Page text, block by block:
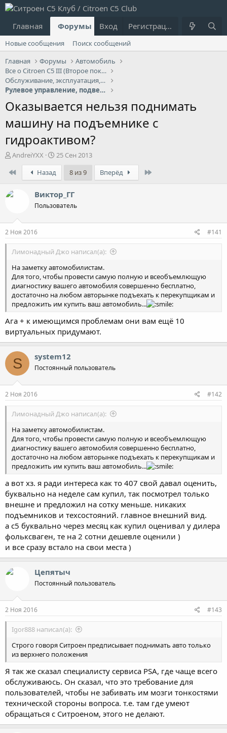
Главная Форумы Что нового?
Вход Регистрация
Новые сообщения
Поиск сообщений
Главная
Форумы
Автомобиль
Все о Citroen C5 III (Второе поколение)
Обслуживание, эксплуатация, ремонт
Рулевое управление, подвеска, ходовая
Оказывается нельзя поднимать
машину на подъемнике с
гидроактивом?
А
т
р
т
ы
AndreiYXX
Д
а
т
а
н
а
ч
25 Сен 2013
Назад 8 из 9 Вперёд
Виктор_ГГ
Пользователь
2 Ноя 2016 #141
Лимонадный Джо написал(а):
На заметку автомобилистам.
Для того, чтобы провести самую полную и всеобъемлющую
диагностику вашего автомобиля совершенно бесплатно,
достаточно на любом авторынке подъехать к перекупщикам и
предложить им купить ваш автомобиль...
Ага + к имеющимся проблемам они вам ещё 10
виртуальных придумают.
S system12
Постоянный пользователь
2 Ноя 2016 #142
Лимонадный Джо написал(а):
На заметку автомобилистам.
Для того, чтобы провести самую полную и всеобъемлющую
диагностику вашего автомобиля совершенно бесплатно,
достаточно на любом авторынке подъехать к перекупщикам и
предложить им купить ваш автомобиль...
а вот хз. я ради интереса как то 407 свой давал оценить,
буквально на неделе сам купил, так посмотрел только
внешне и предложил на сотку меньше. никаких
подъемников и техсостояний. главное внешний вид.
а с5 буквально через месяц как купил оценивал у дилера
фольксваген, те на 2 сотни дешевле оценили )
и все сразу встало на свои места )
Цепятыч
Постоянный пользователь
2 Ноя 2016 #143
Igor888 написал(а):
Строго говоря Ситроен предписывает поднимать авто только
из верхнего положения
Я так же сказал специалисту сервиса PSA, где чаще всего
обслуживаюсь. Он сказал, что это требование для
пользователей, чтобы не забивать им мозги тонкостями
технической стороны вопроса. т.е. там где умеют
обращаться с Ситроеном, этого не делают.